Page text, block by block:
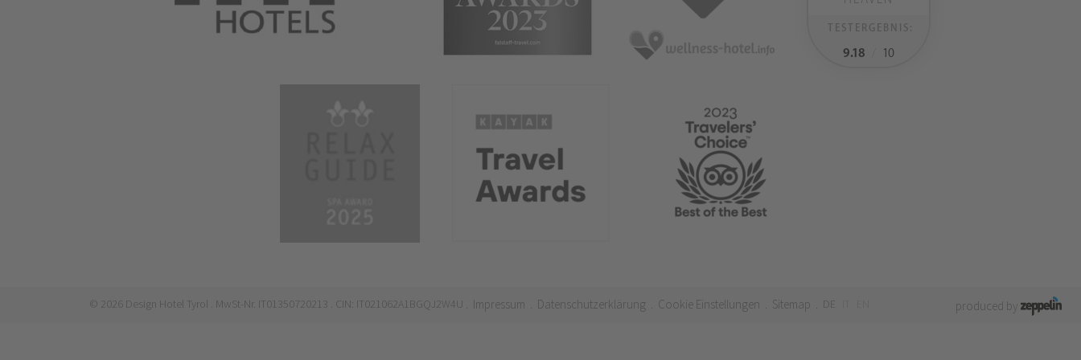
TESTERGEBNIS:
9.18 10
© 2026 Design Hotel Tyrol . MwSt-Nr. IT01350720213 . CIN: IT021062A1BGQJ2W4U . Impressum . Datenschutzerklärung . Cookie Einstellungen . Sitemap . DE produced by